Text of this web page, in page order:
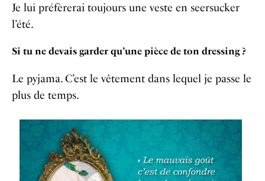
Je lui préfèrerai toujours une veste en seersucker
l’été.
Si tu ne devais garder qu’une pièce de ton dressing ?
Le pyjama. C’est le vêtement dans lequel je passe le
plus de temps.